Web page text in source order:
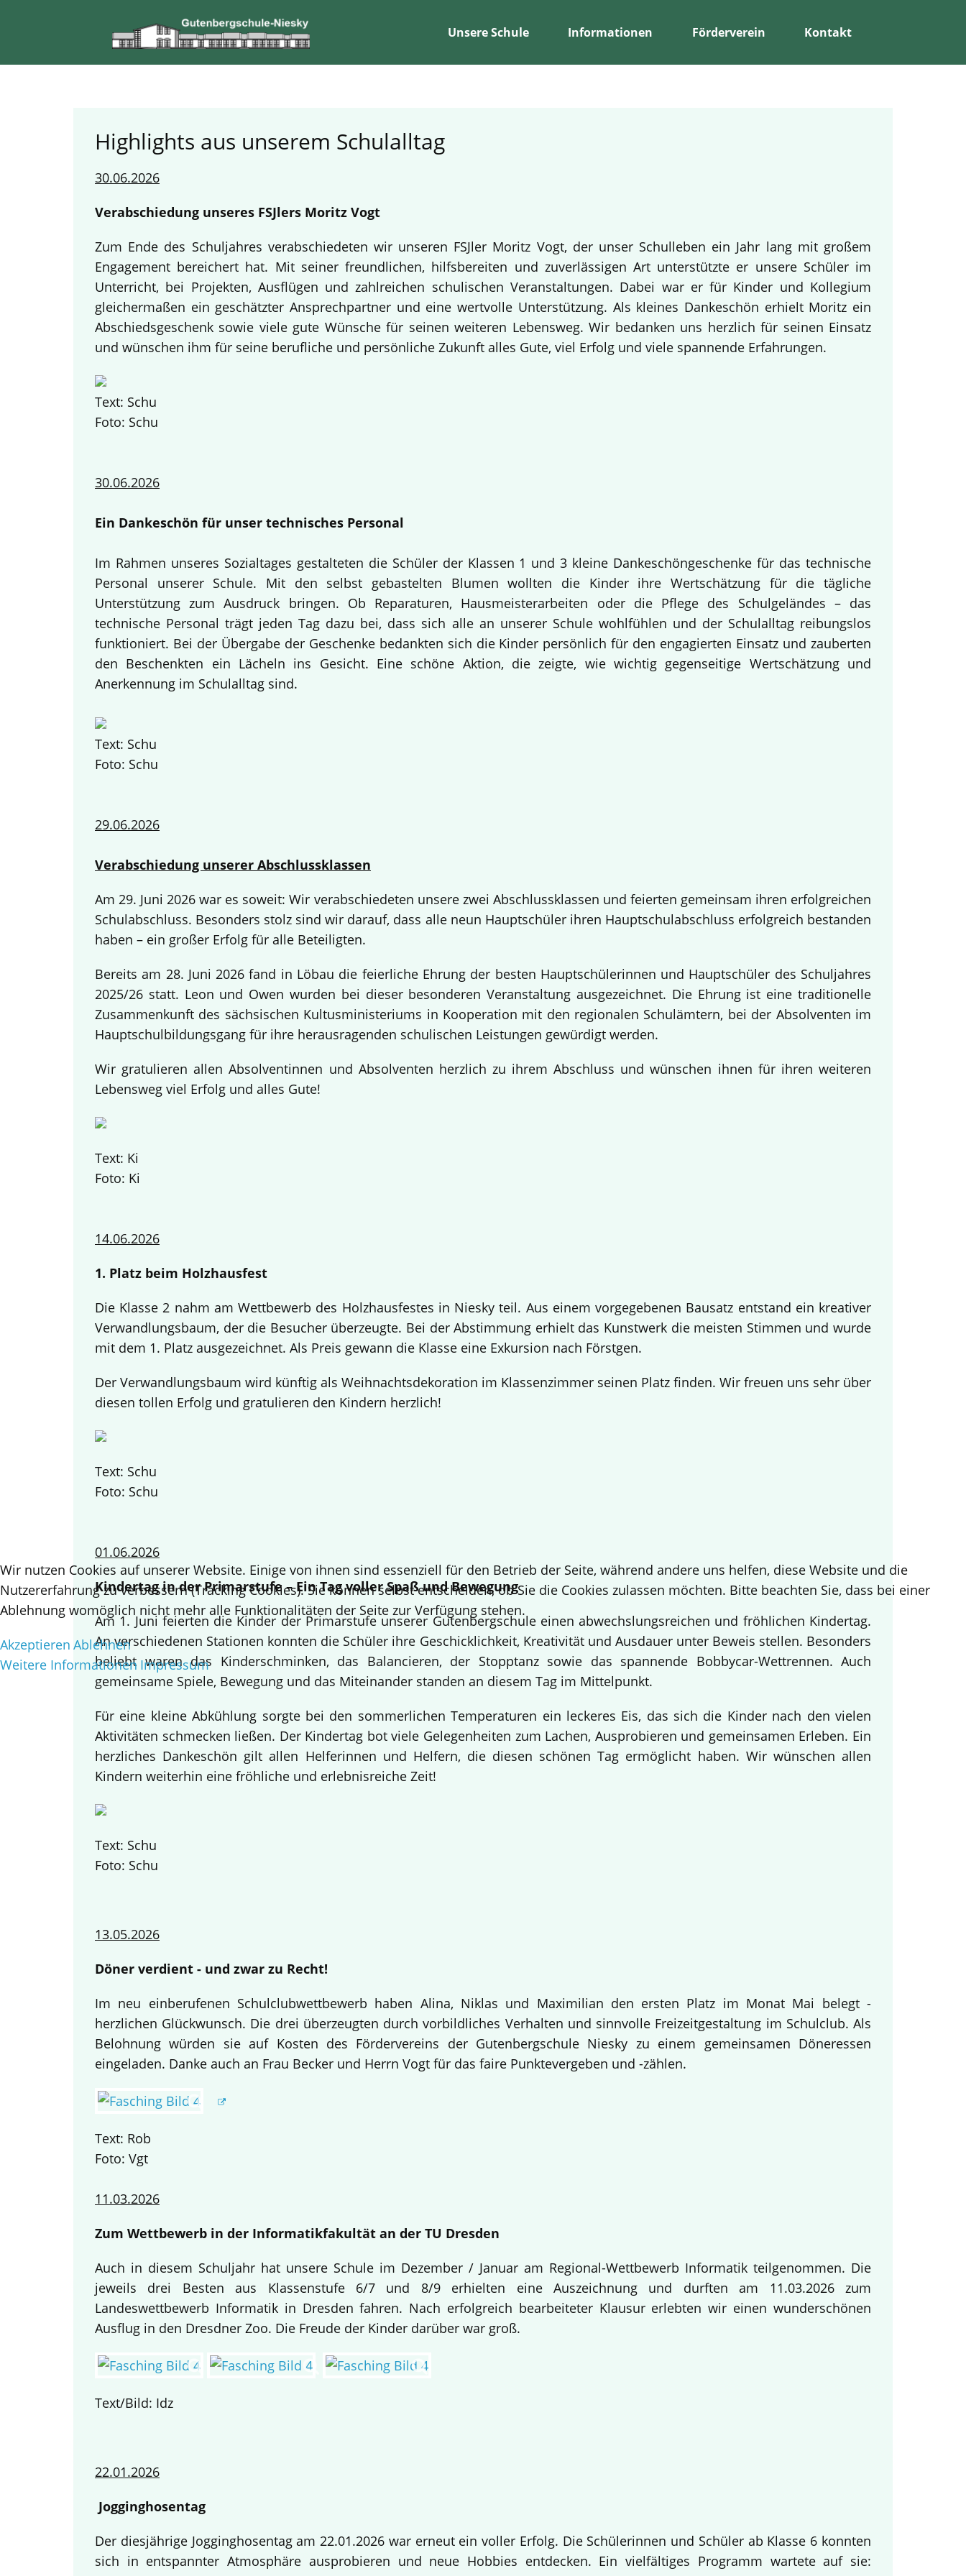
Unsere Schule Informationen Förderverein Kontakt
Highlights aus unserem Schulalltag
30.06.2026
Verabschiedung unseres FSJlers Moritz Vogt
Zum Ende des Schuljahres verabschiedeten wir unseren FSJler Moritz Vogt, der unser Schulleben ein Jahr lang mit großem
Engagement bereichert hat. Mit seiner freundlichen, hilfsbereiten und zuverlässigen Art unterstützte er unsere Schüler im
Unterricht, bei Projekten, Ausflügen und zahlreichen schulischen Veranstaltungen. Dabei war er für Kinder und Kollegium
gleichermaßen ein geschätzter Ansprechpartner und eine wertvolle Unterstützung. Als kleines Dankeschön erhielt Moritz ein
Abschiedsgeschenk sowie viele gute Wünsche für seinen weiteren Lebensweg. Wir bedanken uns herzlich für seinen Einsatz
und wünschen ihm für seine berufliche und persönliche Zukunft alles Gute, viel Erfolg und viele spannende Erfahrungen.
Text: Schu
Foto: Schu
30.06.2026
Ein Dankeschön für unser technisches Personal
Im Rahmen unseres Sozialtages gestalteten die Schüler der Klassen 1 und 3 kleine Dankeschöngeschenke für das technische
Personal unserer Schule. Mit den selbst gebastelten Blumen wollten die Kinder ihre Wertschätzung für die tägliche
Unterstützung zum Ausdruck bringen. Ob Reparaturen, Hausmeisterarbeiten oder die Pflege des Schulgeländes – das
technische Personal trägt jeden Tag dazu bei, dass sich alle an unserer Schule wohlfühlen und der Schulalltag reibungslos
funktioniert. Bei der Übergabe der Geschenke bedankten sich die Kinder persönlich für den engagierten Einsatz und zauberten
den Beschenkten ein Lächeln ins Gesicht. Eine schöne Aktion, die zeigte, wie wichtig gegenseitige Wertschätzung und
Anerkennung im Schulalltag sind.
Text: Schu
Foto: Schu
29.06.2026
Verabschiedung unserer Abschlussklassen
Am 29. Juni 2026 war es soweit: Wir verabschiedeten unsere zwei Abschlussklassen und feierten gemeinsam ihren erfolgreichen
Schulabschluss. Besonders stolz sind wir darauf, dass alle neun Hauptschüler ihren Hauptschulabschluss erfolgreich bestanden
haben – ein großer Erfolg für alle Beteiligten.
Bereits am 28. Juni 2026 fand in Löbau die feierliche Ehrung der besten Hauptschülerinnen und Hauptschüler des Schuljahres
2025/26 statt. Leon und Owen wurden bei dieser besonderen Veranstaltung ausgezeichnet. Die Ehrung ist eine traditionelle
Zusammenkunft des sächsischen Kultusministeriums in Kooperation mit den regionalen Schulämtern, bei der Absolventen im
Hauptschulbildungsgang für ihre herausragenden schulischen Leistungen gewürdigt werden.
Wir gratulieren allen Absolventinnen und Absolventen herzlich zu ihrem Abschluss und wünschen ihnen für ihren weiteren
Lebensweg viel Erfolg und alles Gute!
Text: Ki
Foto: Ki
14.06.2026
1. Platz beim Holzhausfest
Die Klasse 2 nahm am Wettbewerb des Holzhausfestes in Niesky teil. Aus einem vorgegebenen Bausatz entstand ein kreativer
Verwandlungsbaum, der die Besucher überzeugte. Bei der Abstimmung erhielt das Kunstwerk die meisten Stimmen und wurde
mit dem 1. Platz ausgezeichnet. Als Preis gewann die Klasse eine Exkursion nach Förstgen.
Der Verwandlungsbaum wird künftig als Weihnachtsdekoration im Klassenzimmer seinen Platz finden. Wir freuen uns sehr über
diesen tollen Erfolg und gratulieren den Kindern herzlich!
Text: Schu
Foto: Schu
01.06.2026
Kindertag in der Primarstufe – Ein Tag voller Spaß und Bewegung
Am 1. Juni feierten die Kinder der Primarstufe unserer Gutenbergschule einen abwechslungsreichen und fröhlichen Kindertag.
An verschiedenen Stationen konnten die Schüler ihre Geschicklichkeit, Kreativität und Ausdauer unter Beweis stellen. Besonders
beliebt waren das Kinderschminken, das Balancieren, der Stopptanz sowie das spannende Bobbycar-Wettrennen. Auch
gemeinsame Spiele, Bewegung und das Miteinander standen an diesem Tag im Mittelpunkt.
Für eine kleine Abkühlung sorgte bei den sommerlichen Temperaturen ein leckeres Eis, das sich die Kinder nach den vielen
Aktivitäten schmecken ließen. Der Kindertag bot viele Gelegenheiten zum Lachen, Ausprobieren und gemeinsamen Erleben. Ein
herzliches Dankeschön gilt allen Helferinnen und Helfern, die diesen schönen Tag ermöglicht haben. Wir wünschen allen
Kindern weiterhin eine fröhliche und erlebnisreiche Zeit!
Text: Schu
Foto: Schu
13.05.2026
Döner verdient - und zwar zu Recht!
Im neu einberufenen Schulclubwettbewerb haben Alina, Niklas und Maximilian den ersten Platz im Monat Mai belegt -
herzlichen Glückwunsch. Die drei überzeugten durch vorbildliches Verhalten und sinnvolle Freizeitgestaltung im Schulclub. Als
Belohnung würden sie auf Kosten des Fördervereins der Gutenbergschule Niesky zu einem gemeinsamen Döneressen
eingeladen. Danke auch an Frau Becker und Herrn Vogt für das faire Punktevergeben und -zählen.
Text: Rob
Foto: Vgt
11.03.2026
Zum Wettbewerb in der Informatikfakultät an der TU Dresden
Auch in diesem Schuljahr hat unsere Schule im Dezember / Januar am Regional-Wettbewerb Informatik teilgenommen. Die
jeweils drei Besten aus Klassenstufe 6/7 und 8/9 erhielten eine Auszeichnung und durften am 11.03.2026 zum
Landeswettbewerb Informatik in Dresden fahren. Nach erfolgreich bearbeiteter Klausur erlebten wir einen wunderschönen
Ausflug in den Dresdner Zoo. Die Freude der Kinder darüber war groß.
Text/Bild: Idz
22.01.2026
Jogginghosentag
Der diesjährige Jogginghosentag am 22.01.2026 war erneut ein voller Erfolg. Die Schülerinnen und Schüler ab Klasse 6 konnten
sich in entspannter Atmosphäre ausprobieren und neue Hobbies entdecken. Ein vielfältiges Programm wartete auf sie:
Wir nutzen Cookies auf unserer Website. Einige von ihnen sind essenziell für den Betrieb der Seite, während andere uns helfen, diese Website und die
Nutzererfahrung zu verbessern (Tracking Cookies). Sie können selbst entscheiden, ob Sie die Cookies zulassen möchten. Bitte beachten Sie, dass bei einer
Ablehnung womöglich nicht mehr alle Funktionalitäten der Seite zur Verfügung stehen.
Akzeptieren Ablehnen
Weitere Informationen Impressum